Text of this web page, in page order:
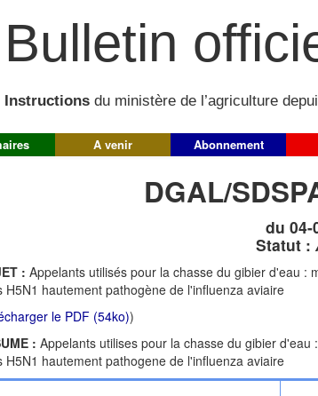
Bulletin
Instructions du ministère de l’agriculture
A venir Abonnement
DGAL/
du 04-
Statut :
: Appelants utilisés pour la chasse du gibier d'eau :
H5N1 hautement pathogène de l'influenza aviaire
le PDF (54ko))
: Appelants utilises pour la chasse du gibier
H5N1 hautement pathogene de l'influenza aviaire